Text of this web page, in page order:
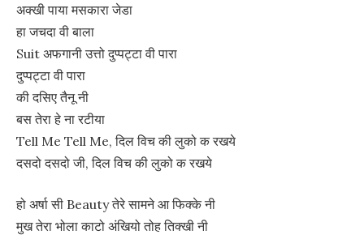
अक्खी पाया मसकारा जेडा
हा जचदा वी बाला
Suit अफगानी उत्तो दुप्पट्टा वी पारा
दुप्पट्टा वी पारा
की दसिए तैनू नी
बस तेरा हे ना रटीया
Tell Me Tell Me, दिल विच की लुको क रखये
दसदो दसदो जी, दिल विच की लुको क रखये
हो अर्षा सी Beauty तेरे सामने आ फिक्के नी
मुख तेरा भोला काटो अंखियो तोह तिक्खी नी